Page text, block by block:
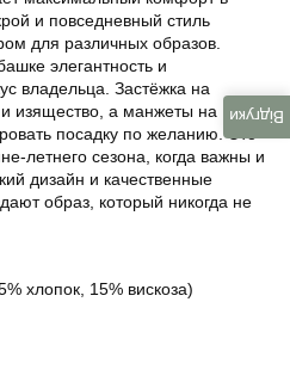
и повседневный стиль
для различных образов.
элегантность и
владельца. Застёжка на
и изящество, а манжеты на
посадку по желанию. Это
летнего сезона, когда важны и
дизайн и качественные
образ, который никогда не
хлопок, 15% вискоза)
Відгуки